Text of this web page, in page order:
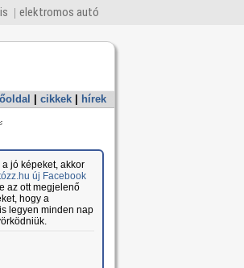
elektromos autó
cikkek hírek
jó képeket, akkor
új Facebook
az ott megjelenő
hogy a
legyen minden nap